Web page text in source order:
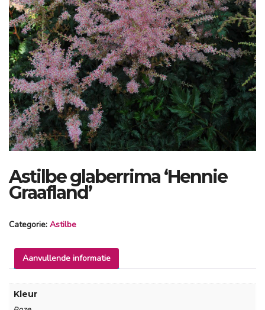
Astilbe glaberrima ‘Hennie
Graafland’
Categorie: Astilbe
Aanvullende informatie
Kleur